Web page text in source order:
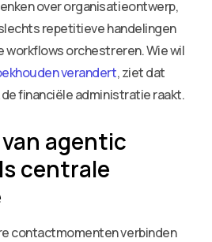
over organisatieontwerp,
repetitieve handelingen
workflows orchestreren. Wie wil
verandert, ziet dat
financiële administratie raakt.
agentic
centrale
contactmomenten verbinden